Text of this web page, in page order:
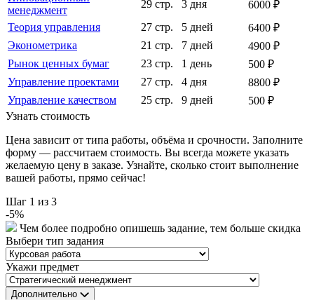
менеджмент
29 стр. 3 дня
6000 ₽
Теория управления
27 стр. 5 дней
6400 ₽
Эконометрика
21 стр. 7 дней
4900 ₽
Рынок ценных бумаг
23 стр. 1 день
500 ₽
Управление проектами
27 стр. 4 дня
8800 ₽
Управление качеством
25 стр. 9 дней
500 ₽
Узнать стоимость
Цена зависит от типа работы, объёма и срочности. Заполните
форму — рассчитаем стоимость. Вы всегда можете указать
желаемую цену в заказе. Узнайте, сколько стоит выполнение
вашей работы, прямо сейчас!
Шаг 1 из 3
-5%
Чем более подробно опишешь задание, тем больше скидка
Выбери тип задания
Укажи предмет
Дополнительно